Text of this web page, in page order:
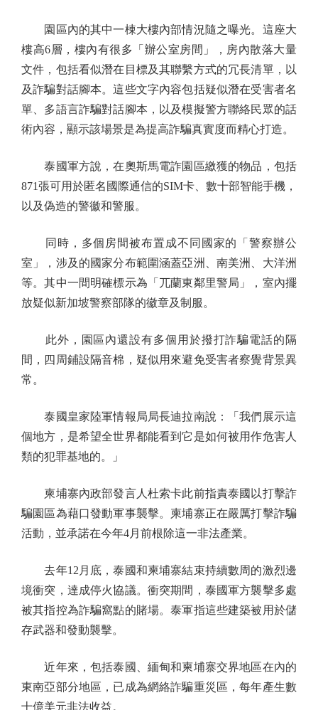
園區內的其中一棟大樓內部情況隨之曝光。這座大
樓高6層，樓內有很多「辦公室房間」，房內散落大量
文件，包括看似潛在目標及其聯繫方式的冗長清單，以
及詐騙對話腳本。這些文字內容包括疑似潛在受害者名
單、多語言詐騙對話腳本，以及模擬警方聯絡民眾的話
術內容，顯示該場景是為提高詐騙真實度而精心打造。
泰國軍方說，在奧斯馬電詐園區繳獲的物品，包括
871張可用於匿名國際通信的SIM卡、數十部智能手機，
以及偽造的警徽和警服。
同時，多個房間被布置成不同國家的「警察辦公
室」，涉及的國家分布範圍涵蓋亞洲、南美洲、大洋洲
等。其中一間明確標示為「兀蘭東鄰里警局」，室內擺
放疑似新加坡警察部隊的徽章及制服。
此外，園區內還設有多個用於撥打詐騙電話的隔
間，四周鋪設隔音棉，疑似用來避免受害者察覺背景異
常。
泰國皇家陸軍情報局局長迪拉南說：「我們展示這
個地方，是希望全世界都能看到它是如何被用作危害人
類的犯罪基地的。」
柬埔寨內政部發言人杜索卡此前指責泰國以打擊詐
騙園區為藉口發動軍事襲擊。柬埔寨正在嚴厲打擊詐騙
活動，並承諾在今年4月前根除這一非法產業。
去年12月底，泰國和柬埔寨結束持續數周的激烈邊
境衝突，達成停火協議。衝突期間，泰國軍方襲擊多處
被其指控為詐騙窩點的賭場。泰軍指這些建築被用於儲
存武器和發動襲擊。
近年來，包括泰國、緬甸和柬埔寨交界地區在內的
東南亞部分地區，已成為網絡詐騙重災區，每年產生數
十億美元非法收益。